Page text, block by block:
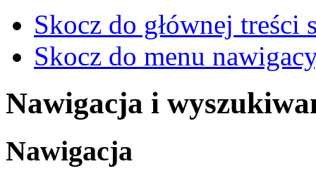
Skocz do głównej treści
Skocz do menu
Nawigacja i
Nawigacja